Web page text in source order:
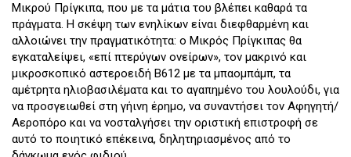
Μικρού Πρίγκιπα, που με τα μάτια του βλέπει καθαρά τα
πράγματα. Η σκέψη των ενηλίκων είναι διεφθαρμένη και
αλλοιώνει την πραγματικότητα: ο Μικρός Πρίγκιπας θα
εγκαταλείψει, «επί πτερύγων ονείρων», τον μακρινό και
μικροσκοπικό αστεροειδή B612 με τα μπαομπάμπ, τα
αμέτρητα ηλιοβασιλέματα και το αγαπημένο του λουλούδι, για
να προσγειωθεί στη γήινη έρημο, να συναντήσει τον Αφηγητή/
Αεροπόρο και να νοσταλγήσει την οριστική επιστροφή σε
αυτό το ποιητικό επέκεινα, δηλητηριασμένος από το